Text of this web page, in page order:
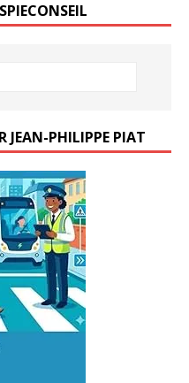
JEAN-PHILIPPE PIAT